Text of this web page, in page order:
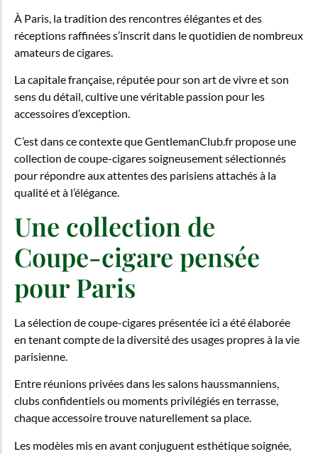
À Paris, la tradition des rencontres élégantes et des
réceptions raffinées s’inscrit dans le quotidien de nombreux
amateurs de cigares.
La capitale française, réputée pour son art de vivre et son
sens du détail, cultive une véritable passion pour les
accessoires d’exception.
C’est dans ce contexte que GentlemanClub.fr propose une
collection de coupe-cigares soigneusement sélectionnés
pour répondre aux attentes des parisiens attachés à la
qualité et à l’élégance.
Une collection de
Coupe-cigare pensée
pour Paris
La sélection de coupe-cigares présentée ici a été élaborée
en tenant compte de la diversité des usages propres à la vie
parisienne.
Entre réunions privées dans les salons haussmanniens,
clubs confidentiels ou moments privilégiés en terrasse,
chaque accessoire trouve naturellement sa place.
Les modèles mis en avant conjuguent esthétique soignée,